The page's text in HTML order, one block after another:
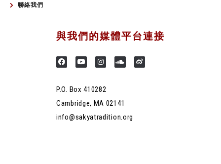
聯絡我們
與我們的媒體平台連接
P.O. Box 410282
Cambridge, MA 02141
info@sakyatradition.org